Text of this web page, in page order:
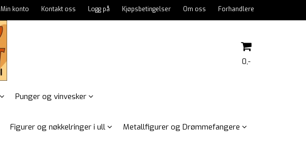
Min konto Kontakt oss Logg på Kjøpsbetingelser Om oss Forhandlere
0,-
Punger og vinvesker
Figurer og nøkkelringer i ull Metallfigurer og Drømmefangere